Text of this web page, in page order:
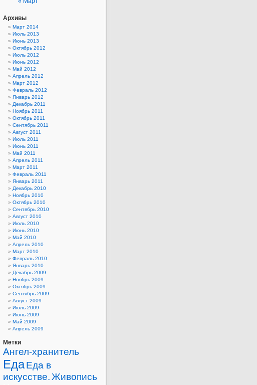
Архивы
Март 2014
Июль 2013
Июнь 2013
Октябрь 2012
Июль 2012
Июнь 2012
Май 2012
Апрель 2012
Март 2012
Февраль 2012
Январь 2012
Декабрь 2011
Ноябрь 2011
Октябрь 2011
Сентябрь 2011
Август 2011
Июль 2011
Июнь 2011
Май 2011
Апрель 2011
Март 2011
Февраль 2011
Январь 2011
Декабрь 2010
Ноябрь 2010
Октябрь 2010
Сентябрь 2010
Август 2010
Июль 2010
Июнь 2010
Май 2010
Апрель 2010
Март 2010
Февраль 2010
Январь 2010
Декабрь 2009
Ноябрь 2009
Октябрь 2009
Сентябрь 2009
Август 2009
Июль 2009
Июнь 2009
Май 2009
Апрель 2009
Метки
Ангел-хранитель
ЕдаЕда в
искусстве. Живопись